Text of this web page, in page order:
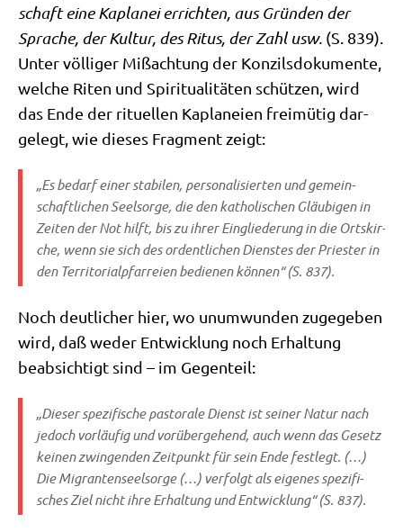
schaft eine Kapla­nei errich­ten, aus Grün­den der
Spra­che, der Kul­tur, des Ritus, der Zahl usw. (S. 839).
Unter völ­li­ger Miß­ach­tung der Kon­zils­do­ku­men­te,
wel­che Riten und Spi­ri­tua­li­tä­ten schüt­zen, wird
das Ende der ritu­el­len Kapla­nei­en frei­mü­tig dar­
ge­legt, wie die­ses Frag­ment zeigt:
„Es bedarf einer sta­bi­len, per­so­na­li­sier­ten und gemein­
schaft­li­chen Seel­sor­ge, die den katho­li­schen Gläu­bi­gen in
Zei­ten der Not hilft, bis zu ihrer Ein­glie­de­rung in die Orts­kir­
che, wenn sie sich des ordent­li­chen Dien­stes der Prie­ster in
den Ter­ri­to­ri­al­pfar­rei­en bedie­nen kön­nen“ (S. 837).
Noch deut­li­cher hier, wo unum­wun­den zuge­ge­ben
wird, daß weder Ent­wick­lung noch Erhal­tung
beab­sich­tigt sind – im Gegenteil:
„Die­ser spe­zi­fi­sche pasto­ra­le Dienst ist sei­ner Natur nach
jedoch vor­läu­fig und vor­über­ge­hend, auch wenn das Gesetz
kei­nen zwin­gen­den Zeit­punkt für sein Ende fest­legt. (…)
Die Migran­ten­seel­sor­ge (…) ver­folgt als eige­nes spe­zi­fi­
sches Ziel nicht ihre Erhal­tung und Ent­wick­lung“ (S. 837).